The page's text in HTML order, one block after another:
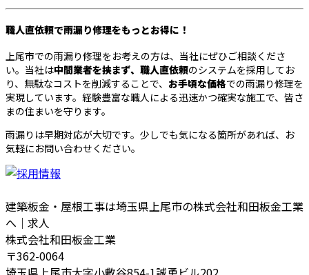
職人直依頼で雨漏り修理をもっとお得に！
上尾市での雨漏り修理をお考えの方は、当社にぜひご相談くださ
い。当社は中間業者を挟まず、職人直依頼のシステムを採用してお
り、無駄なコストを削減することで、 お手頃な価格での雨漏り修理を
実現しています。経験豊富な職人による迅速かつ確実な施工で、皆さ
まの住まいを守ります。
雨漏りは早期対応が大切です。少しでも気になる箇所があれば、お
気軽にお問い合わせください。
建築板金・屋根工事は埼玉県上尾市の株式会社和田板金工業
へ｜求人
株式会社和田板金工業
〒362-0064